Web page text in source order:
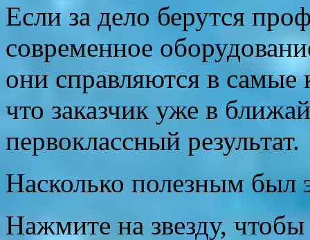
Если за дело берутся
современное
они справляются в самые
что заказчик уже в
первоклассный результат.
Насколько полезным был
Нажмите на звезду,